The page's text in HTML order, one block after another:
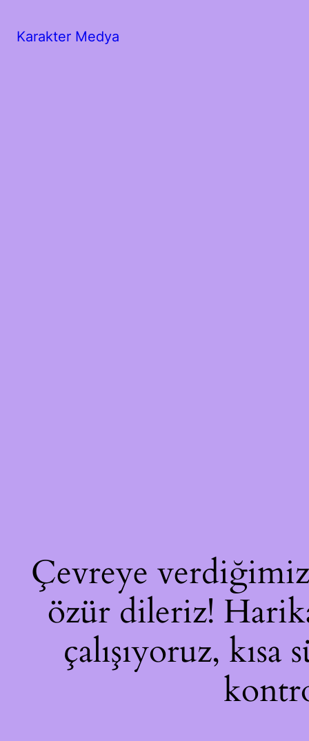
Karakter Medya
Çevreye verdiğimiz
özür dileriz!
çalışıyoruz,